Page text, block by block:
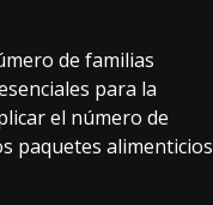
de familias
para la
el número de
paquetes alimenticios